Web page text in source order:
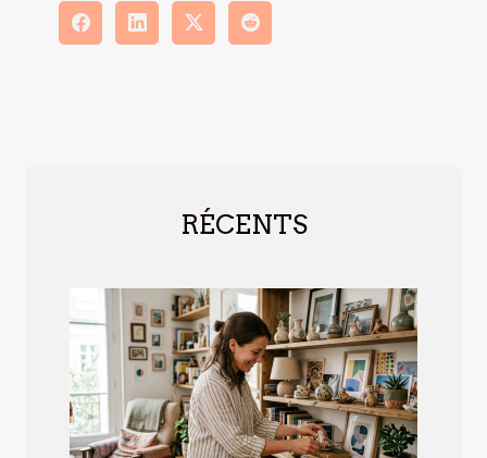
RÉCENTS